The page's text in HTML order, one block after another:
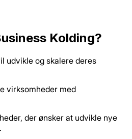
Kolding?
udvikle og skalere deres
virksomheder med
der ønsker at udvikle nye